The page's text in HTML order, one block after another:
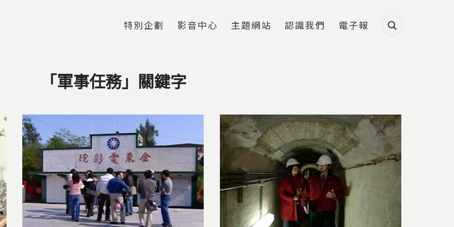
特別企劃 影音中心 主題網站 認識我們 電子報
「軍事任務」關鍵字